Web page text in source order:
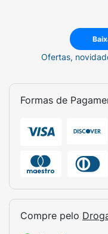
Ofertas,
Formas de
Compre pelo